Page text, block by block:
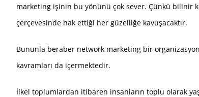
marketing işinin bu yönünü çok sever. Çünkü bilinir
çerçevesinde hak ettiği her güzelliğe kavuşacaktır.
Bununla beraber network marketing bir
kavramları da içermektedir.
İlkel toplumlardan itibaren insanların toplu olarak